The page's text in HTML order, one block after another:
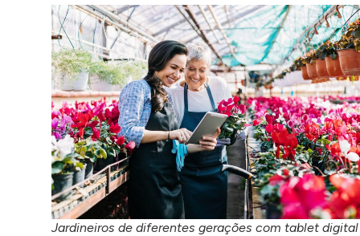
Jardineiros de diferentes gerações com tablet digital